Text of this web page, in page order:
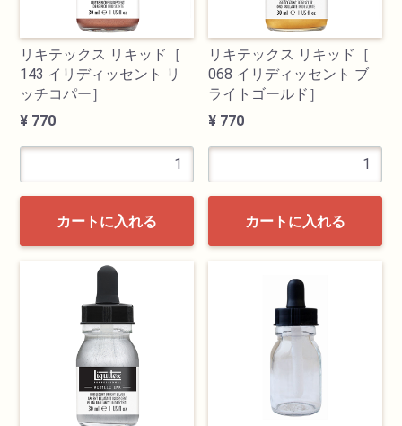
リキテックス リキッド［
143 イリディッセント リ
ッチコパー］
¥ 770
カートに入れる
リキテックス リキッド［
068 イリディッセント ブ
ライトゴールド］
¥ 770
カートに入れる